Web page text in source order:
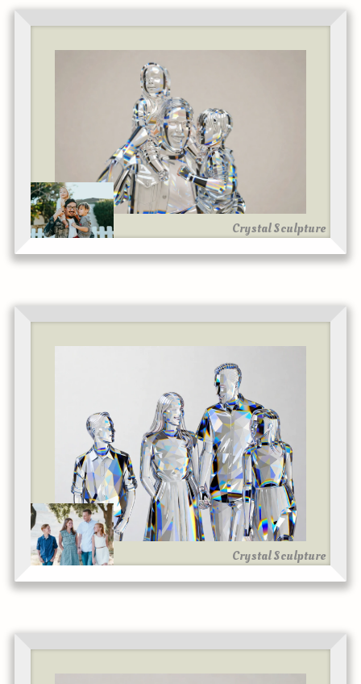
Crystal Sculpture
Crystal Sculpture